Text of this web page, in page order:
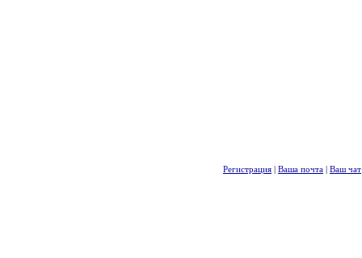
Регистрация | Ваша почта | Ваш чат